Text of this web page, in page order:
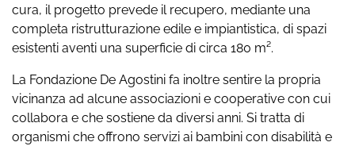
cura, il progetto prevede il recupero, mediante una
completa ristrutturazione edile e impiantistica, di spazi
esistenti aventi una superficie di circa 180 m².
La Fondazione De Agostini fa inoltre sentire la propria
vicinanza ad alcune associazioni e cooperative con cui
collabora e che sostiene da diversi anni. Si tratta di
organismi che offrono servizi ai bambini con disabilità e